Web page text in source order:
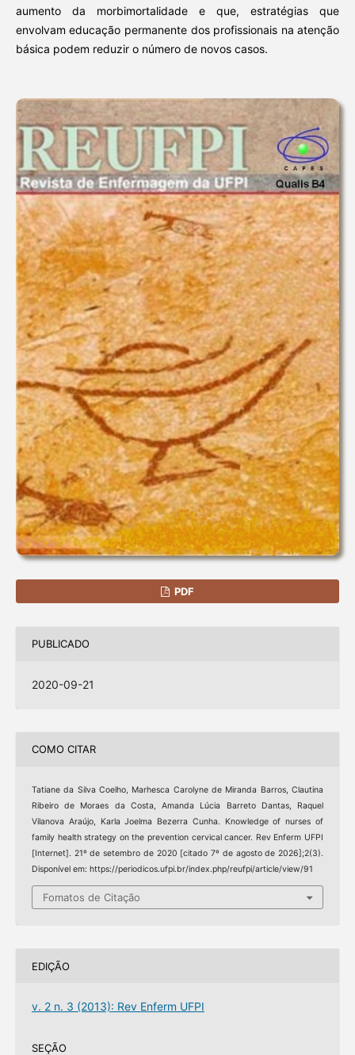
aumento da morbimortalidade e que, estratégias que
envolvam educação permanente dos profissionais na atenção
básica podem reduzir o número de novos casos.
PDF
PUBLICADO
2020-09-21
COMO CITAR
Tatiane da Silva Coelho, Marhesca Carolyne de Miranda Barros, Clautina
Ribeiro de Moraes da Costa, Amanda Lúcia Barreto Dantas, Raquel
Vilanova Araújo, Karla Joelma Bezerra Cunha. Knowledge of nurses of
family health strategy on the prevention cervical cancer. Rev Enferm UFPI
[Internet]. 21º de setembro de 2020 [citado 7º de agosto de 2026];2(3).
Disponível em: https://periodicos.ufpi.br/index.php/reufpi/article/view/91
Fomatos de Citação
EDIÇÃO
v. 2 n. 3 (2013): Rev Enferm UFPI
SEÇÃO